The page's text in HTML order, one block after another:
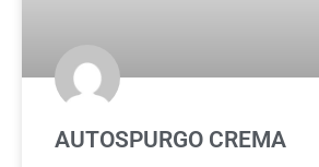
AUTOSPURGO CREMA